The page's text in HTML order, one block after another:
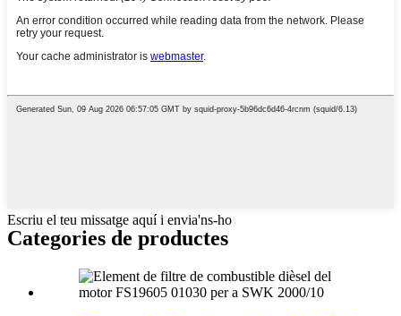
Escriu el teu missatge aquí i envia'ns-ho
Categories de productes